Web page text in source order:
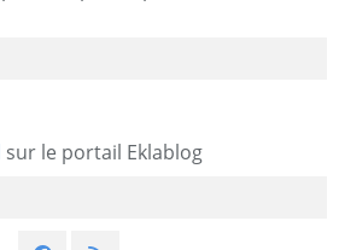
sur le portail Eklablog